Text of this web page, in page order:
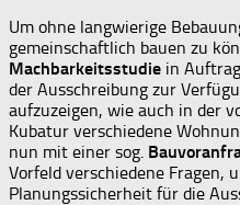
Um ohne langwierige
gemeinschaftlich bauen zu
Machbarkeitsstudie in
der Ausschreibung zur
aufzuzeigen, wie auch in der
Kubatur verschiedene
nun mit einer sog.
Vorfeld verschiedene Fragen,
Planungssicherheit für die